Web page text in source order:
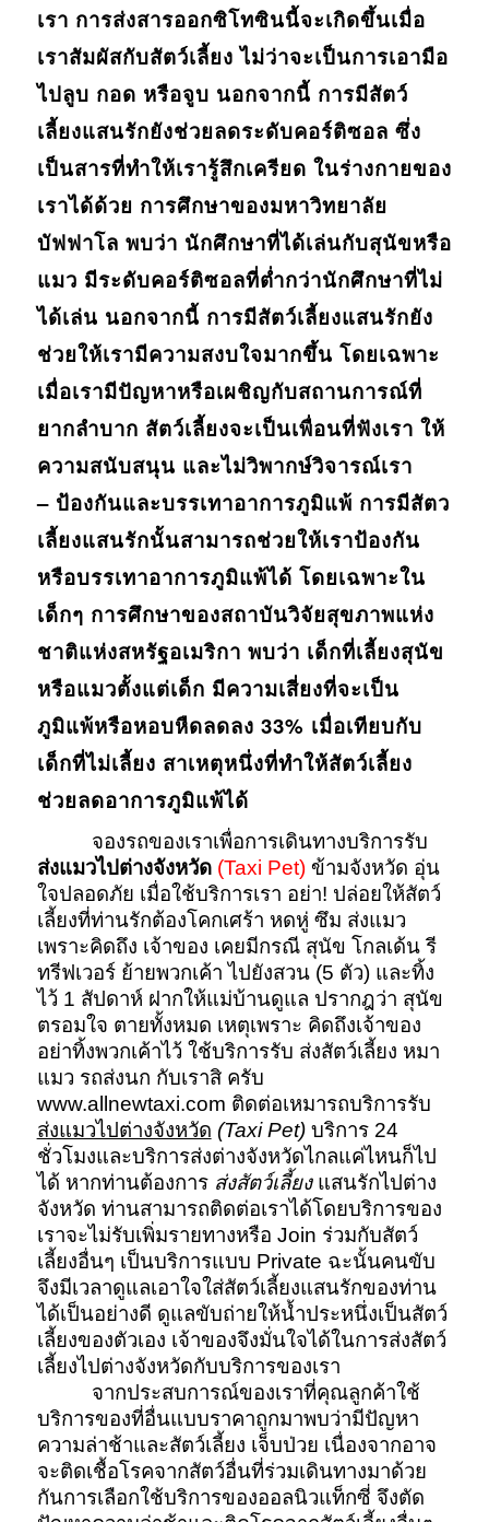
เรา การส่งสารออกซิโทซินนี้จะเกิดขึ้นเมื่อ
เราสัมผัสกับสัตว์เลี้ยง ไม่ว่าจะเป็นการเอามือ
ไปลูบ กอด หรือจูบ นอกจากนี้ การมีสัตว์
เลี้ยงแสนรักยังช่วยลดระดับคอร์ติซอล ซึ่ง
เป็นสารที่ทำให้เรารู้สึกเครียด ในร่างกายของ
เราได้ด้วย การศึกษาของมหาวิทยาลัย
บัฟฟาโล พบว่า นักศึกษาที่ได้เล่นกับสุนัขหรือ
แมว มีระดับคอร์ติซอลที่ต่ำกว่านักศึกษาที่ไม่
ได้เล่น นอกจากนี้ การมีสัตว์เลี้ยงแสนรักยัง
ช่วยให้เรามีความสงบใจมากขึ้น โดยเฉพาะ
เมื่อเรามีปัญหาหรือเผชิญกับสถานการณ์ที่
ยากลำบาก สัตว์เลี้ยงจะเป็นเพื่อนที่ฟังเรา ให้
ความสนับสนุน และไม่วิพากษ์วิจารณ์เรา
– ป้องกันและบรรเทาอาการภูมิแพ้ การมีสัตว
เลี้ยงแสนรักนั้นสามารถช่วยให้เราป้องกัน
หรือบรรเทาอาการภูมิแพ้ได้ โดยเฉพาะใน
เด็กๆ การศึกษาของสถาบันวิจัยสุขภาพแห่ง
ชาติแห่งสหรัฐอเมริกา พบว่า เด็กที่เลี้ยงสุนัข
หรือแมวตั้งแต่เด็ก มีความเสี่ยงที่จะเป็น
ภูมิแพ้หรือหอบหืดลดลง 33% เมื่อเทียบกับ
เด็กที่ไม่เลี้ยง สาเหตุหนึ่งที่ทำให้สัตว์เลี้ยง
ช่วยลดอาการภูมิแพ้ได้
จองรถของเราเพื่อการเดินทางบริการรับ
ส่งแมวไปต่างจังหวัด (Taxi Pet)ข้ามจังหวัด อุ่น
ใจปลอดภัย เมื่อใช้บริการเรา อย่า! ปล่อยให้สัตว์
เลี้ยงที่ท่านรักต้องโคกเศร้า หดหู่ ซึม ส่งแมว
เพราะคิดถึง เจ้าของ เคยมีกรณี สุนัข โกลเด้น รี
ทรีฟเวอร์ ย้ายพวกเค้า ไปยังสวน (5 ตัว) และทิ้ง
ไว้ 1 สัปดาห์ ฝากให้แม่บ้านดูแล ปรากฎว่า สุนัข
ตรอมใจ ตายทั้งหมด เหตุเพราะ คิดถึงเจ้าของ
อย่าทิ้งพวกเค้าไว้ ใช้บริการรับ ส่งสัตว์เลี้ยง หมา
แมว รถส่งนก กับเราสิ ครับ
www.allnewtaxi.com ติดต่อเหมารถบริการรับ
ส่งแมวไปต่างจังหวัด (Taxi Pet)บริการ 24
ชั่วโมงและบริการส่งต่างจังหวัดไกลแค่ไหนก็ไป
ได้ หากท่านต้องการ ส่งสัตว์เลี้ยงแสนรักไปต่าง
จังหวัด ท่านสามารถติดต่อเราได้โดยบริการของ
เราจะไม่รับเพิ่มรายทางหรือ Join ร่วมกับสัตว์
เลี้ยงอื่นๆ เป็นบริการแบบ Private ฉะนั้นคนขับ
จึงมีเวลาดูแลเอาใจใส่สัตว์เลี้ยงแสนรักของท่าน
ได้เป็นอย่างดี ดูแลขับถ่ายให้น้ำประหนึ่งเป็นสัตว์
เลี้ยงของตัวเอง เจ้าของจึงมั่นใจได้ในการส่งสัตว์
เลี้ยงไปต่างจังหวัดกับบริการของเรา
จากประสบการณ์ของเราที่คุณลูกค้าใช้
บริการของที่อื่นแบบราคาถูกมาพบว่ามีปัญหา
ความล่าช้าและสัตว์เลี้ยง เจ็บป่วย เนื่องจากอาจ
จะติดเชื้อโรคจากสัตว์อื่นที่ร่วมเดินทางมาด้วย
กันการเลือกใช้บริการของออลนิวแท็กซี่ จึงตัด